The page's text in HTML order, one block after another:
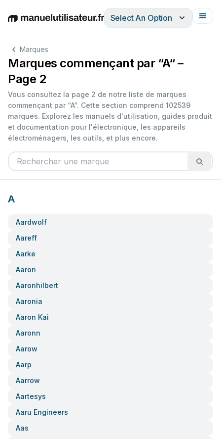
EnglishDeutschEspañolItalianoFrançais
Select An Option
Marques
Marques commençant par “A“ –
Page 2
Vous consultez la page 2 de notre liste de marques
commençant par “A“. Cette section comprend 102539
marques. Explorez les manuels d'utilisation, guides produit
et documentation pour l'électronique, les appareils
électroménagers, les outils, et plus encore.
A
Aardwolf
Aareff
Aarke
Aaron
Aaronhilbert
Aaronia
Aaron Kai
Aaronn
Aarow
Aarp
Aarrow
Aartesys
Aaru Engineers
Aas